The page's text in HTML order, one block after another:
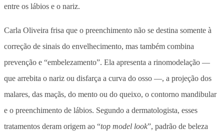
entre os lábios e o nariz.
Carla Oliveira frisa que o preenchimento não se destina somente à
correção de sinais do envelhecimento, mas também combina
prevenção e “embelezamento”. Ela apresenta a rinomodelação —
que arrebita o nariz ou disfarça a curva do osso —, a projeção dos
malares, das maçãs, do mento ou do queixo, o contorno mandibular
e o preenchimento de lábios. Segundo a dermatologista, esses
tratamentos deram origem ao “top model look”, padrão de beleza